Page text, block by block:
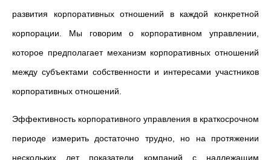
развития корпоративных отношений в каждой конкретной
корпорации. Мы говорим о корпоративном управлении,
которое предполагает механизм корпоративных отношений
между субъектами собственности и интересами участников
корпоративных отношений.
Эффективность корпоративного управления в краткосрочном
периоде измерить достаточно трудно, но на протяжении
нескольких лет показатели компаний с надлежащим